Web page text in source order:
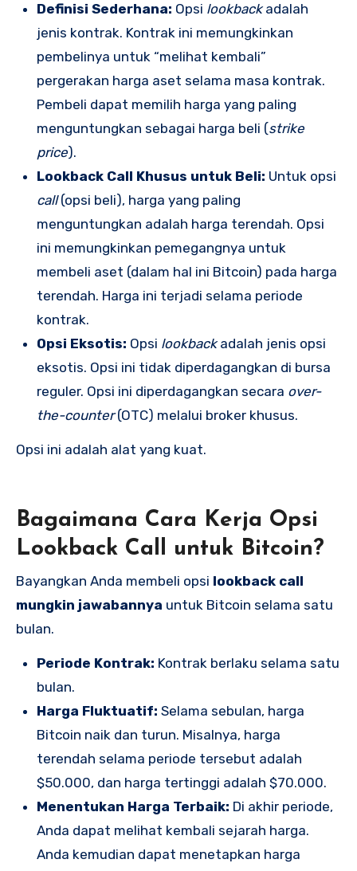
Definisi Sederhana: Opsi lookbackadalah
jenis kontrak. Kontrak ini memungkinkan
pembelinya untuk “melihat kembali”
pergerakan harga aset selama masa kontrak.
Pembeli dapat memilih harga yang paling
menguntungkan sebagai harga beli (strike
price).
Lookback Call Khusus untuk Beli: Untuk opsi
call(opsi beli), harga yang paling
menguntungkan adalah harga terendah. Opsi
ini memungkinkan pemegangnya untuk
membeli aset (dalam hal ini Bitcoin) pada harga
terendah. Harga ini terjadi selama periode
kontrak.
Opsi Eksotis: Opsi lookbackadalah jenis opsi
eksotis. Opsi ini tidak diperdagangkan di bursa
reguler. Opsi ini diperdagangkan secara over-
the-counter(OTC) melalui broker khusus.
Opsi ini adalah alat yang kuat.
Bagaimana Cara Kerja Opsi
Lookback Call untuk Bitcoin?
Bayangkan Anda membeli opsi lookback call
mungkin jawabannya untuk Bitcoin selama satu
bulan.
Periode Kontrak: Kontrak berlaku selama satu
bulan.
Harga Fluktuatif: Selama sebulan, harga
Bitcoin naik dan turun. Misalnya, harga
terendah selama periode tersebut adalah
$50.000, dan harga tertinggi adalah $70.000.
Menentukan Harga Terbaik: Di akhir periode,
Anda dapat melihat kembali sejarah harga.
Anda kemudian dapat menetapkan harga